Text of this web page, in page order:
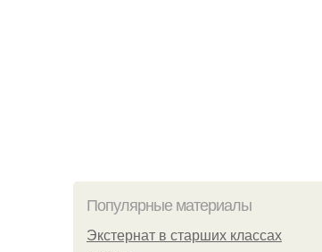
Популярные материалы
Экстернат в старших классах